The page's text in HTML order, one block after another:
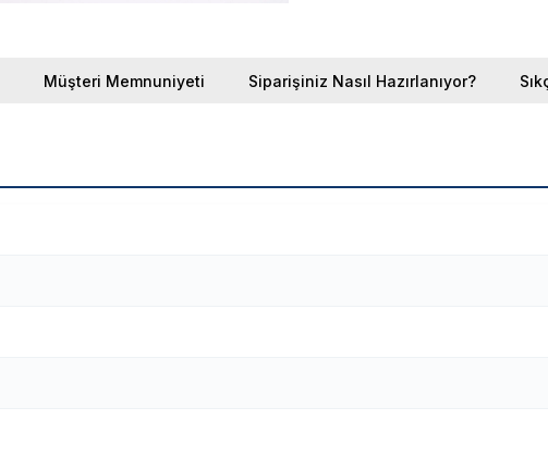
Müşteri Memnuniyeti Siparişiniz Nasıl Hazırlanıyor?